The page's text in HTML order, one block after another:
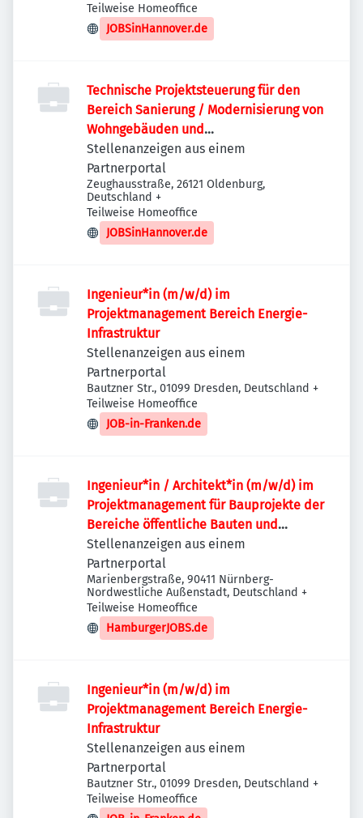
Teilweise Homeoffice
JOBSinHannover.de
Technische Projektsteuerung für den
Bereich Sanierung / Modernisierung von
Wohngebäuden und
Quartiersentwicklung (m/w/d)
Stellenanzeigen aus einem
Partnerportal
Zeughausstraße, 26121 Oldenburg,
Deutschland +
Teilweise Homeoffice
JOBSinHannover.de
Ingenieur*in (m/w/d) im
Projektmanagement Bereich Energie-
Infrastruktur
Stellenanzeigen aus einem
Partnerportal
Bautzner Str., 01099 Dresden, Deutschland +
Teilweise Homeoffice
JOB-in-Franken.de
Ingenieur*in / Architekt*in (m/w/d) im
Projektmanagement für Bauprojekte der
Bereiche öffentliche Bauten und
Industriebauten / Infrastruktur
Stellenanzeigen aus einem
Partnerportal
Marienbergstraße, 90411 Nürnberg-
Nordwestliche Außenstadt, Deutschland +
Teilweise Homeoffice
HamburgerJOBS.de
Ingenieur*in (m/w/d) im
Projektmanagement Bereich Energie-
Infrastruktur
Stellenanzeigen aus einem
Partnerportal
Bautzner Str., 01099 Dresden, Deutschland +
Teilweise Homeoffice